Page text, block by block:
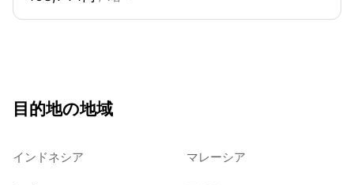
目的地の地域
インドネシア マレーシア